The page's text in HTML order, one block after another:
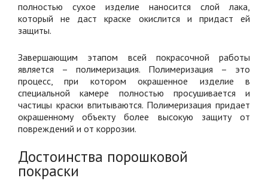
полностью сухое изделие наносится слой лака,
который не даст краске окислится и придаст ей
защиты.
Завершающим этапом всей покрасочной работы
является – полимеризация. Полимеризация – это
процесс, при котором окрашенное изделие в
специальной камере полностью просушивается и
частицы краски впитываются. Полимеризация придает
окрашенному объекту более высокую защиту от
повреждений и от коррозии.
Достоинства порошковой
покраски